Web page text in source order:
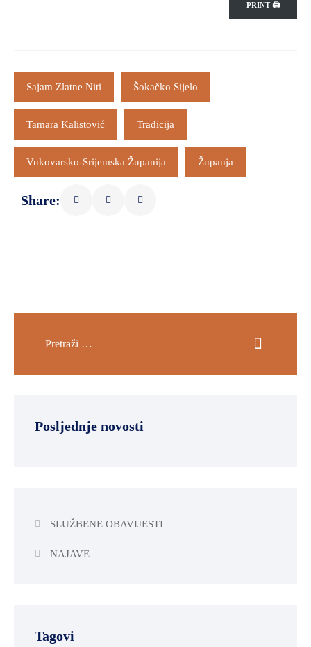
PRINT 🖨
Sajam Zlatne Niti Šokačko Sijelo
Tamara Kalistović Tradicija
Vukovarsko-Srijemska Županija Županja
Share:
Posljednje novosti
SLUŽBENE OBAVIJESTI
NAJAVE
Tagovi